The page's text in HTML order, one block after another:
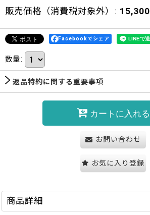
販売価格（消費税対象外） : 15,300
Facebookでシェア
数量:
返品特約に関する重要事項
カートに入れる
お問い合わせ
お気に入り登録
商品詳細